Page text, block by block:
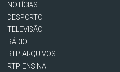
NOTÍCIAS
DESPORTO
TELEVISÃO
RÁDIO
RTP ARQUIVOS
RTP ENSINA